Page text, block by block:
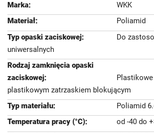
WKK
Poliamid
Do
uniwersalnych
plastikowym zatrzaskiem blokującym
Poliamid
od -40 do